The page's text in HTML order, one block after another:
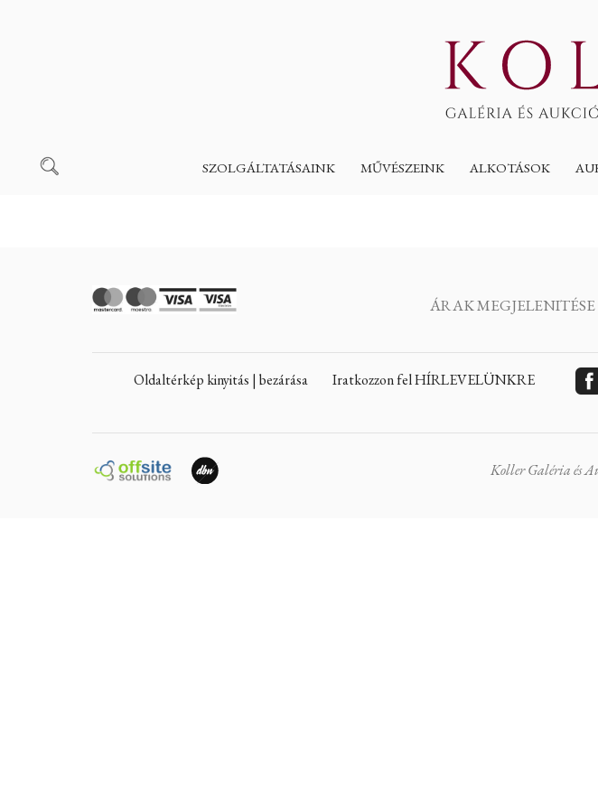
SZOLGÁLTATÁSAINK MŰVÉSZEINK ALKOTÁSOK
ÁRAK MEGJELENITÉSE
Oldaltérkép kinyitás | bezárása Iratkozzon fel HÍRLEVELÜNKRE
Koller Galéria és